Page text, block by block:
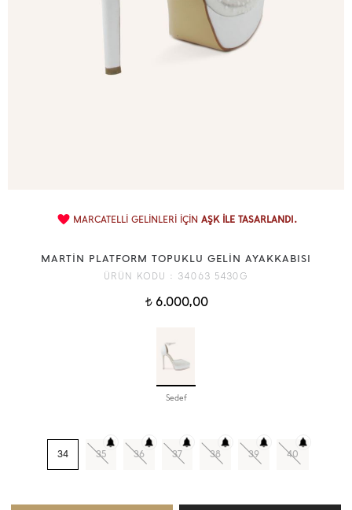
MARCATELLİ GELİNLERİ İÇİN AŞK İLE TASARLANDI.
MARTİN PLATFORM TOPUKLU GELİN AYAKKABISI
ÜRÜN KODU : 34063 5430G
t6.000,00
Sedef
34 35 36 37 38 39 40